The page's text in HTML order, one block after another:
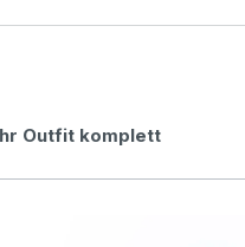
überspringen
Outfit komplett